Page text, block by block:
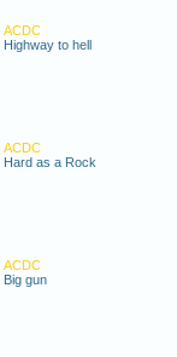
ACDC
Highway to hell
ACDC
Hard as a Rock
ACDC
Big gun